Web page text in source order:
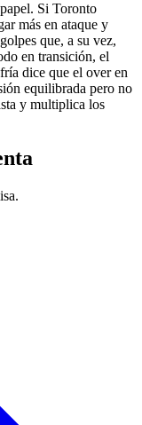
Si Toronto
más en ataque y
que, a su vez,
en transición, el
dice que el over en
equilibrada pero no
y multiplica los